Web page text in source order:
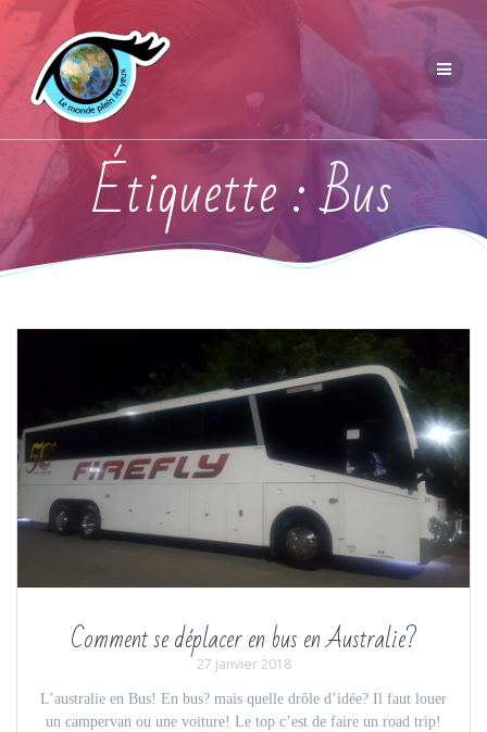
Étiquette :Bus
Comment se déplacer en bus en Australie?
27 janvier 2018
L’australie en Bus! En bus? mais quelle drôle d’idée? Il faut louer
un campervan ou une voiture! Le top c’est de faire un road trip!